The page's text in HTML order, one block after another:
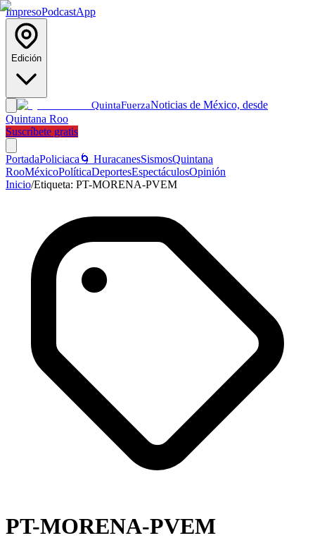
ImpresoPodcastApp
Edición
QuintaFuerzaNoticias de México, desde
Quintana Roo
Suscríbete gratis
PortadaPoliciaca 🌀 HuracanesSismosQuintana
RooMéxicoPolíticaDeportesEspectáculosOpinión
Inicio/Etiqueta: PT-MORENA-PVEM
PT-MORENA-PVEM